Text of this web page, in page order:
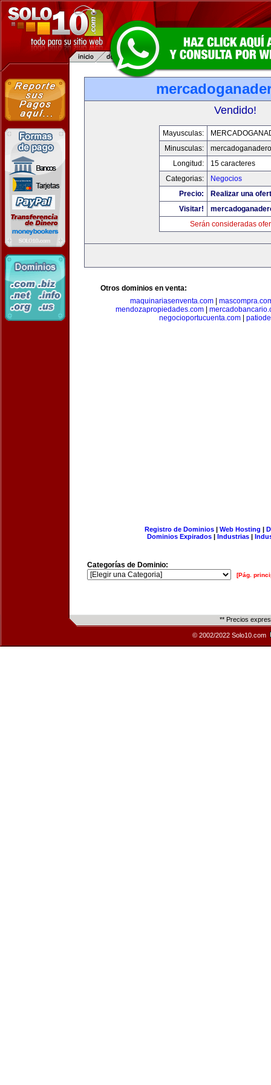
Vendido!
Mayusculas:
Minusculas:
Longitud:
15 caracteres
Categorias:
Negocios
Precio:
Realizar una
Visitar!
Serán consideradas
Otros dominios en venta:
maquinariasenventa.com|
mendozapropiedades.com
negocioportucuenta.com|
Registro de Dominios| Web Hosting |
Dominios Expirados | Industrias |
Categorías de Dominio:
[Pág.
** Precios
© 2002/2022 Solo10.com